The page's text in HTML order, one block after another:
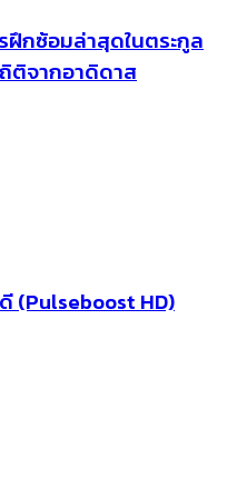
รฝึกซ้อมล่าสุดในตระกูล
ถิติจากอาดิดาส
(Pulseboost HD)